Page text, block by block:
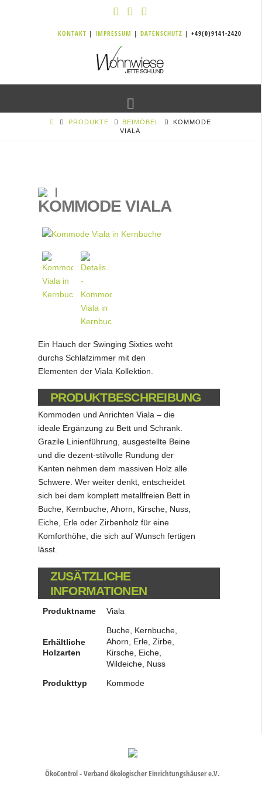
KONTAKT | IMPRESSUM | DATENSCHUTZ | +49(0)9141-2420
PRODUKTE BEIMÖBEL
KOMMODE
VIALA
KOMMODE VIALA
Ein Hauch der Swinging Sixties weht
durchs Schlafzimmer mit den
Elementen der Viala Kollektion.
PRODUKTBESCHREIBUNG
Kommoden und Anrichten Viala – die
ideale Ergänzung zu Bett und Schrank.
Grazile Linienführung, ausgestellte Beine
und die dezent-stilvolle Rundung der
Kanten nehmen dem massiven Holz alle
Schwere. Wer weiter denkt, entscheidet
sich bei dem komplett metallfreien Bett in
Buche, Kernbuche, Ahorn, Kirsche, Nuss,
Eiche, Erle oder Zirbenholz für eine
Komforthöhe, die sich auf Wunsch fertigen
lässt.
ZUSÄTZLICHE
INFORMATIONEN
Produktname Viala
Erhältliche
Holzarten
Buche, Kernbuche,
Ahorn, Erle, Zirbe,
Kirsche, Eiche,
Wildeiche, Nuss
Produkttyp Kommode
ÖkoControl - Verband ökologischer Einrichtungshäuser e.V.